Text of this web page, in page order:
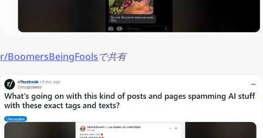
r/BoomersBeingFoolsで共有